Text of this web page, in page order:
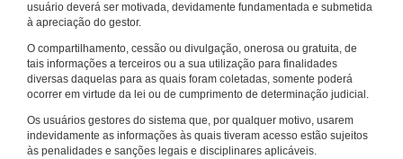
usuário deverá ser motivada, devidamente fundamentada e submetida
à apreciação do gestor.
O compartilhamento, cessão ou divulgação, onerosa ou gratuita, de
tais informações a terceiros ou a sua utilização para finalidades
diversas daquelas para as quais foram coletadas, somente poderá
ocorrer em virtude da lei ou de cumprimento de determinação judicial.
Os usuários gestores do sistema que, por qualquer motivo, usarem
indevidamente as informações às quais tiveram acesso estão sujeitos
às penalidades e sanções legais e disciplinares aplicáveis.